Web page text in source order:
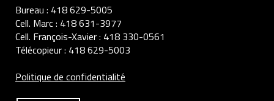
Bureau : 418 629-5005
Cell. Marc : 418 631-3977
Cell. François-Xavier : 418 330-0561
Télécopieur : 418 629-5003
Politique de confidentialité